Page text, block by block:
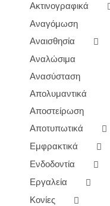
Ακτινογραφικά
Αναγόμωση
Αναισθησία
Αναλώσιμα
Ανασύσταση
Απολυμαντικά
Αποστείρωση
Αποτυπωτικά
Εμφρακτικά
Ενδοδοντία
Εργαλεία
Κονίες